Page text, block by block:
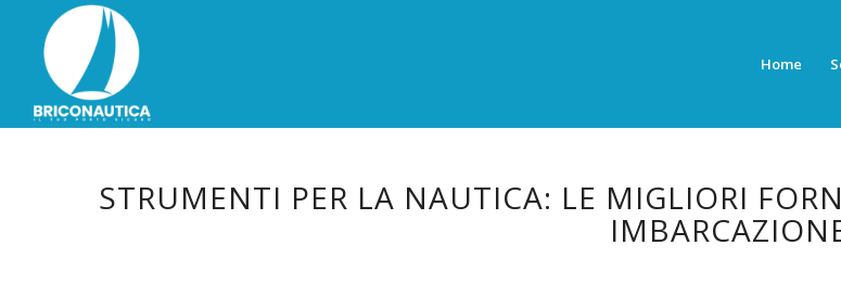
Home
STRUMENTI PER LA NAUTICA: LE MIGLIORI